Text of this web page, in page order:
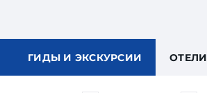
ГИДЫ И ЭКСКУРСИИ ОТЕЛИ